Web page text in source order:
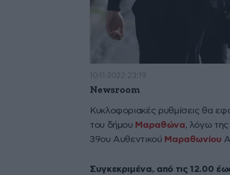
10·11·2022 23:19
Newsroom
Κυκλοφοριακές ρυθμίσεις θα
του δήμου Μαραθώνα, λόγω
39ου Αυθεντικού Μαραθωνίου
Συγκεκριμένα, από τις 12.00